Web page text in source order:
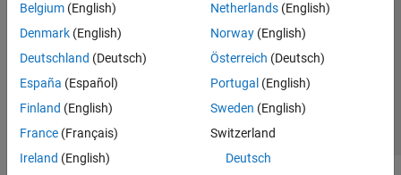
Belgium (English)
Denmark (English)
Deutschland (Deutsch)
España (Español)
Finland (English)
France (Français)
Ireland (English)
Netherlands(English)
Norway(English)
Österreich (Deutsch)
Portugal (English)
Sweden (English)
Switzerland
Deutsch
Lutte anti-piratage
Contacts locaux
© 1994-2026 The MathWorks, Inc.